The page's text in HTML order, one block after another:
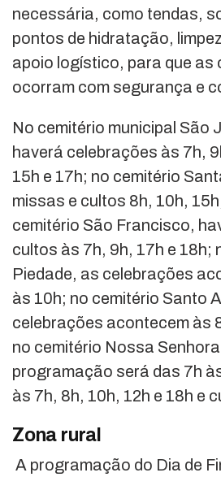
necessária, como tendas,
pontos de hidratação,
apoio logístico, para que as
ocorram com segurança e
No cemitério municipal São
haverá celebrações às 7h,
15h e 17h; no cemitério
missas e cultos 8h, 10h,
cemitério São Francisco,
cultos às 7h, 9h, 17h e 18h;
Piedade, as celebrações
às 10h; no cemitério Santo
celebrações acontecem às
no cemitério Nossa
programação será das 7h
às 7h, 8h, 10h, 12h e 18h e
Zona rural
A programação do Dia de